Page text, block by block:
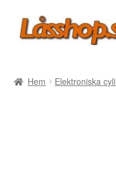
Hoppa
till
Hoppa
till
Hem Elektroniska